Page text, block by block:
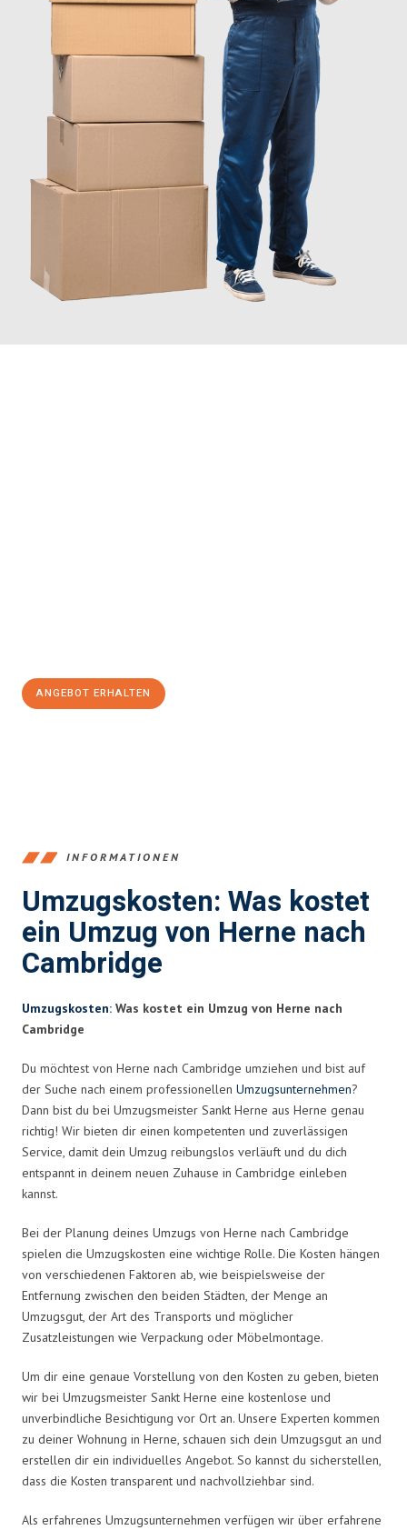
ANGEBOT ERHALTEN
INFORMATIONEN
Umzugskosten: Was kostet
ein Umzug von Herne nach
Cambridge
Umzugskosten: Was kostet ein Umzug von Herne nach
Cambridge
Du möchtest von Herne nach Cambridge umziehen und bist auf
der Suche nach einem professionellen Umzugsunternehmen?
Dann bist du bei Umzugsmeister Sankt Herne aus Herne genau
richtig! Wir bieten dir einen kompetenten und zuverlässigen
Service, damit dein Umzug reibungslos verläuft und du dich
entspannt in deinem neuen Zuhause in Cambridge einleben
kannst.
Bei der Planung deines Umzugs von Herne nach Cambridge
spielen die Umzugskosten eine wichtige Rolle. Die Kosten hängen
von verschiedenen Faktoren ab, wie beispielsweise der
Entfernung zwischen den beiden Städten, der Menge an
Umzugsgut, der Art des Transports und möglicher
Zusatzleistungen wie Verpackung oder Möbelmontage.
Um dir eine genaue Vorstellung von den Kosten zu geben, bieten
wir bei Umzugsmeister Sankt Herne eine kostenlose und
unverbindliche Besichtigung vor Ort an. Unsere Experten kommen
zu deiner Wohnung in Herne, schauen sich dein Umzugsgut an und
erstellen dir ein individuelles Angebot. So kannst du sicherstellen,
dass die Kosten transparent und nachvollziehbar sind.
Als erfahrenes Umzugsunternehmen verfügen wir über erfahrene